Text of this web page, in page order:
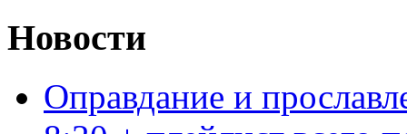
Новости
Оправдание и